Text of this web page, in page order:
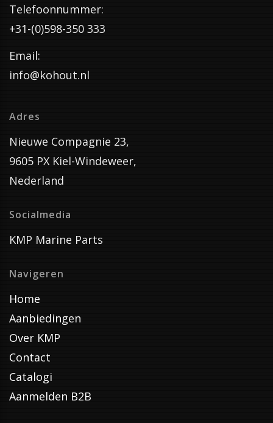
Telefoonnummer:
+31-(0)598-350 333
Email:
info@kohout.nl
Adres
Nieuwe Compagnie 23,
9605 PX Kiel-Windeweer,
Nederland
Socialmedia
KMP Marine Parts
Navigeren
Home
Aanbiedingen
Over KMP
Contact
Catalogi
Aanmelden B2B